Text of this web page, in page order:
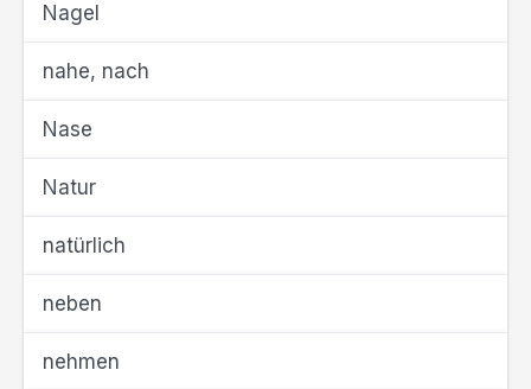
Nagel
nahe, nach
Nase
Natur
natürlich
neben
nehmen